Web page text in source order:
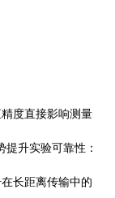
度直接影响测量
升实验可靠性：
在长距离传输中的